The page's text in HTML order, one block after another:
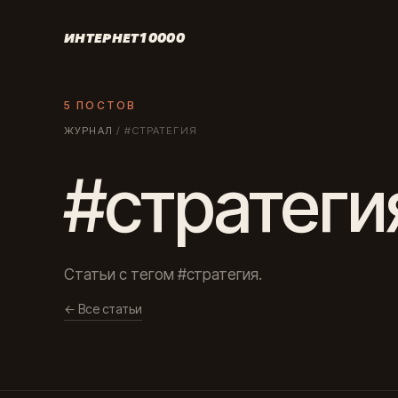
ИНТЕРНЕТ10000
5 ПОСТОВ
ЖУРНАЛ /#СТРАТЕГИЯ
Статьи с тегом #стратегия.
← Все статьи